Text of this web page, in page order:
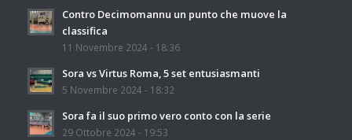
Contro Decimomannu un punto che muove la
classifica
11 Novembre 2024 - 18:36
Sora vs Virtus Roma, 5 set entusiasmanti
5 Novembre 2024 - 18:32
Sora fa il suo primo vero conto con la serie
29 Ottobre 2024 - 19:53